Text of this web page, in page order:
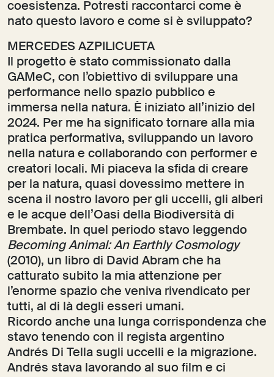
coesistenza. Potresti raccontarci come è
nato questo lavoro e come si è sviluppato?
MERCEDES AZPILICUETA
Il progetto è stato commissionato dalla
GAMeC, con l’obiettivo di sviluppare una
performance nello spazio pubblico e
immersa nella natura. È iniziato all’inizio del
2024. Per me ha significato tornare alla mia
pratica performativa, sviluppando un lavoro
nella natura e collaborando con performer e
creatori locali. Mi piaceva la sfida di creare
per la natura, quasi dovessimo mettere in
scena il nostro lavoro per gli uccelli, gli alberi
e le acque dell’Oasi della Biodiversità di
Brembate. In quel periodo stavo leggendo
Becoming Animal: An Earthly Cosmology
(2010), un libro di David Abram che ha
catturato subito la mia attenzione per
l’enorme spazio che veniva rivendicato per
tutti, al di là degli esseri umani.
Ricordo anche una lunga corrispondenza che
stavo tenendo con il regista argentino
Andrés Di Tella sugli uccelli e la migrazione.
Andrés stava lavorando al suo film e ci